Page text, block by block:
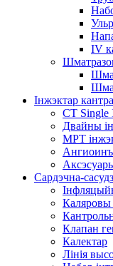
IV
Інжэктар
CT Single
Двайны
МРТ
Сардэчна-
Клапан
Калектар
Лінія